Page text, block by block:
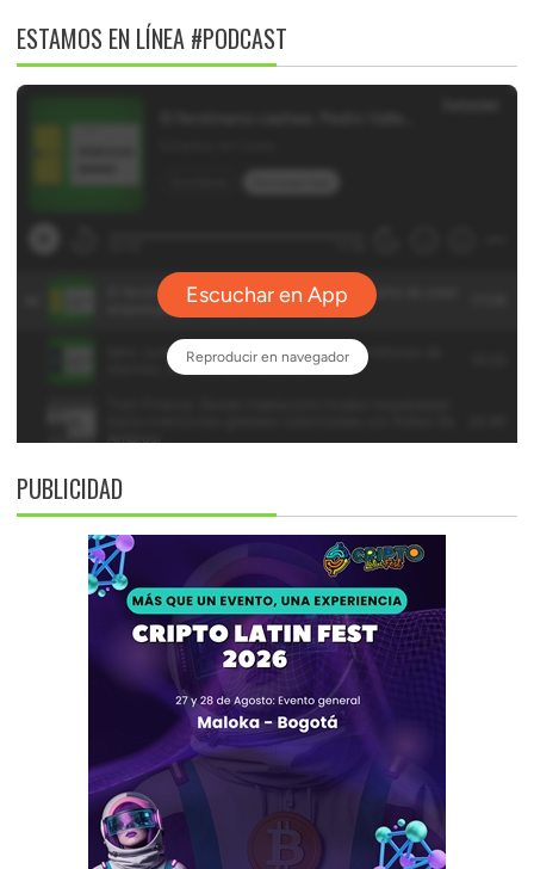
ESTAMOS EN LÍNEA #PODCAST
PUBLICIDAD